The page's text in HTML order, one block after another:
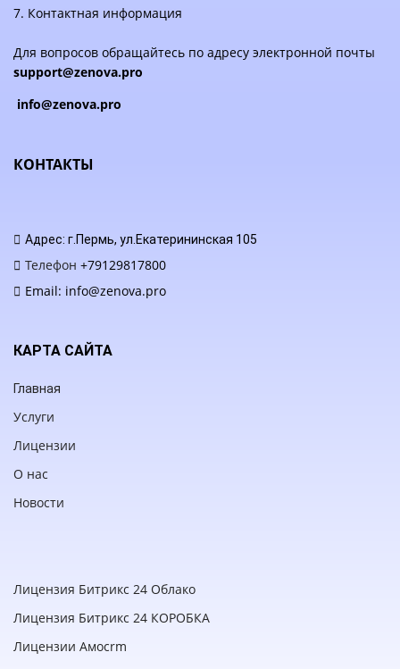
7. Контактная информация
Для вопросов обращайтесь по адресу электронной почты
support@zenova.pro
info@zenova.pro
КОНТАКТЫ
Адрес: г.Пермь, ул.Екатерининская 105
Телефон +79129817800
Email: info@zenova.pro
КАРТА САЙТА
Главная
Услуги
Лицензии
О нас
Новости
Лицензия Битрикс 24 Облако
Лицензия Битрикс 24 КОРОБКА
Лицензии Амоcrm